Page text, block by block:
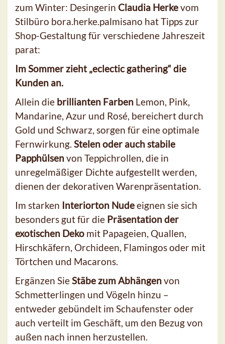
zum Winter: Desingerin Claudia Herkevom
Stilbüro bora.herke.palmisano hat Tipps zur
Shop-Gestaltung für verschiedene Jahreszeit
parat:
Im Sommer zieht „eclectic gathering“ die
Kunden an.
Allein die brillianten Farben Lemon, Pink,
Mandarine, Azur und Rosé, bereichert durch
Gold und Schwarz, sorgen für eine optimale
Fernwirkung. Stelen oder auch stabile
Papphülsenvon Teppichrollen, die in
unregelmäßiger Dichte aufgestellt werden,
dienen der dekorativen Warenpräsentation.
Im starken Interiorton Nudeeignen sie sich
besonders gut für die Präsentation der
exotischen Deko mit Papageien, Quallen,
Hirschkäfern, Orchideen, Flamingos oder mit
Törtchen und Macarons.
Ergänzen SieStäbe zum Abhängenvon
Schmetterlingen und Vögeln hinzu –
entweder gebündelt im Schaufenster oder
auch verteilt im Geschäft, um den Bezug von
außen nach innen herzustellen.